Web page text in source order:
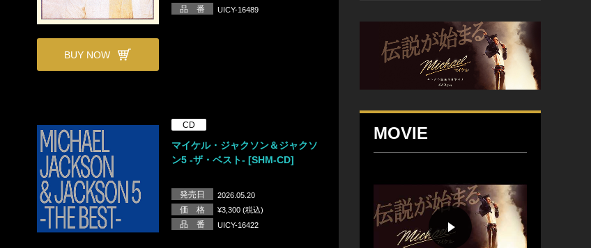
BUY NOW
品 番 UICY-16489
CD
マイケル・ジャクソン＆ジャクソ
ン5 -ザ・ベスト- [SHM-CD]
発売日 2026.05.20
価 格 ¥3,300 (税込)
品 番 UICY-16422
MOVIE